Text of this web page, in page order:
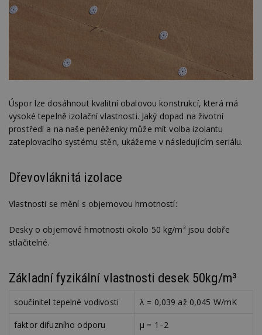
Úspor lze dosáhnout kvalitní obalovou konstrukcí, která má
vysoké tepelně izolační vlastnosti. Jaký dopad na životní
prostředí a na naše peněženky může mít volba izolantu
zateplovacího systému stěn, ukážeme v následujícím seriálu.
Dřevovláknitá izolace
Vlastnosti se mění s objemovou hmotností:
Desky o objemové hmotnosti okolo 50 kg/m³ jsou dobře
stlačitelné.
Základní fyzikální vlastnosti desek 50kg/m³
součinitel tepelné vodivosti λ = 0,039 až 0,045 W/mK
faktor difuzního odporu μ = 1–2